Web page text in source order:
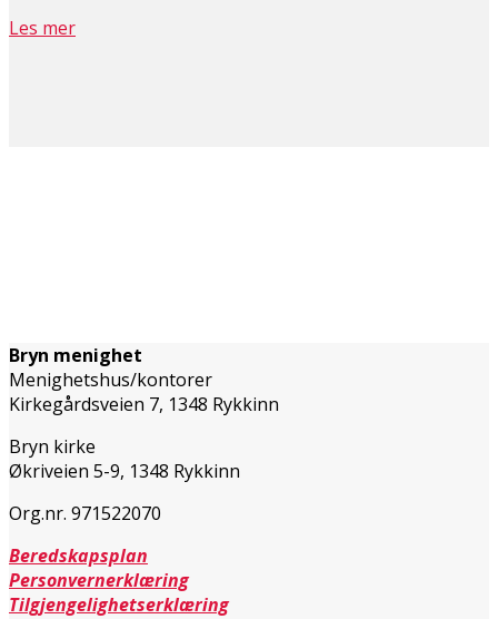
Les mer
Bryn menighet
Menighetshus/kontorer
Kirkegårdsveien 7, 1348 Rykkinn
Bryn kirke
Økriveien 5-9, 1348 Rykkinn
Org.nr. 971522070
Beredskapsplan
Personvernerklæring
Tilgjengelighetserklæring